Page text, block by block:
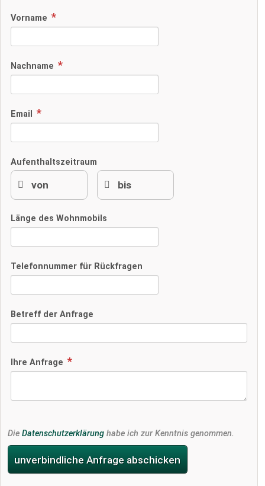
Vorname
Nachname
Email
Aufenthaltszeitraum
Länge des Wohnmobils
Telefonnummer für Rückfragen
Betreff der Anfrage
Ihre Anfrage
Die Datenschutzerklärung habe ich zur Kenntnis genommen.
unverbindliche Anfrage abschicken